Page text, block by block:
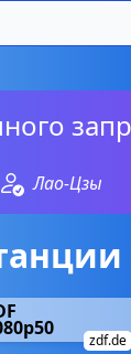
Лао-Цзы
zdf.de